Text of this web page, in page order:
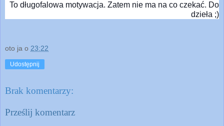
To długofalowa motywacja. Zatem nie ma na co czekać. Do
dzieła ;)
oto ja o 23:22
Udostępnij
Brak komentarzy:
Prześlij komentarz